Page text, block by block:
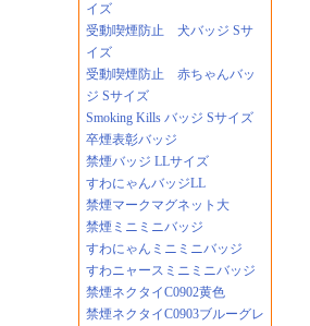
イズ
受動喫煙防止 犬バッジ Sサ
イズ
受動喫煙防止 赤ちゃんバッ
ジ Sサイズ
Smoking Kills バッジ Sサイズ
卒煙表彰バッジ
禁煙バッジ LLサイズ
すわにゃんバッジLL
禁煙マークマグネット大
禁煙ミニミニバッジ
すわにゃんミニミニバッジ
すわニャースミニミニバッジ
禁煙ネクタイC0902黄色
禁煙ネクタイC0903ブルーグレ